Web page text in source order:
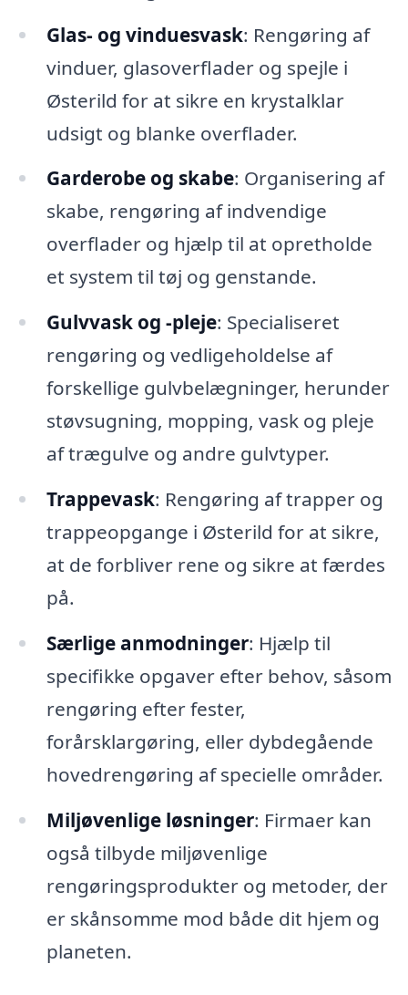
Glas- og vinduesvask: Rengøring af
vinduer, glasoverflader og spejle i
Østerild for at sikre en krystalklar
udsigt og blanke overflader.
Garderobe og skabe: Organisering af
skabe, rengøring af indvendige
overflader og hjælp til at opretholde
et system til tøj og genstande.
Gulvvask og -pleje: Specialiseret
rengøring og vedligeholdelse af
forskellige gulvbelægninger, herunder
støvsugning, mopping, vask og pleje
af trægulve og andre gulvtyper.
Trappevask: Rengøring af trapper og
trappeopgange i Østerild for at sikre,
at de forbliver rene og sikre at færdes
på.
Særlige anmodninger: Hjælp til
specifikke opgaver efter behov, såsom
rengøring efter fester,
forårsklargøring, eller dybdegående
hovedrengøring af specielle områder.
Miljøvenlige løsninger: Firmaer kan
også tilbyde miljøvenlige
rengøringsprodukter og metoder, der
er skånsomme mod både dit hjem og
planeten.